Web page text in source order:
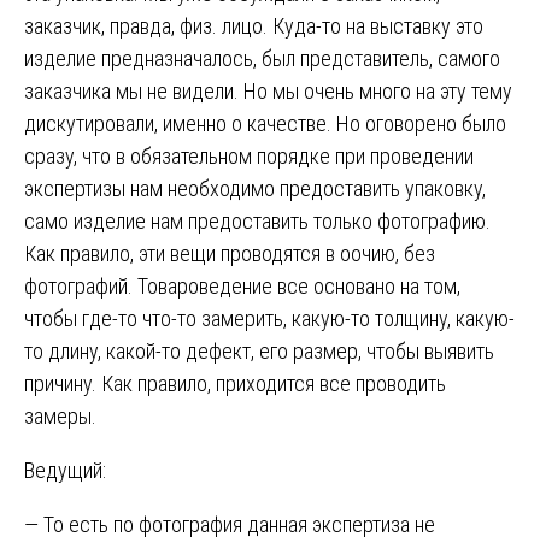
заказчик, правда, физ. лицо. Куда-то на выставку это
изделие предназначалось, был представитель, самого
заказчика мы не видели. Но мы очень много на эту тему
дискутировали, именно о качестве. Но оговорено было
сразу, что в обязательном порядке при проведении
экспертизы нам необходимо предоставить упаковку,
само изделие нам предоставить только фотографию.
Как правило, эти вещи проводятся в оочию, без
фотографий. Товароведение все основано на том,
чтобы где-то что-то замерить, какую-то толщину, какую-
то длину, какой-то дефект, его размер, чтобы выявить
причину. Как правило, приходится все проводить
замеры.
Ведущий:
— То есть по фотография данная экспертиза не